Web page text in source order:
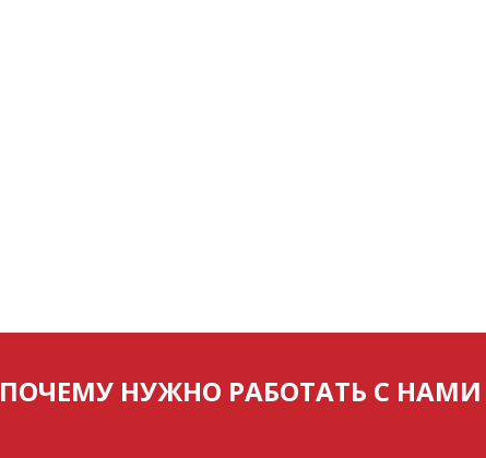
ПОЧЕМУ НУЖНО РАБОТАТЬ С НАМИ